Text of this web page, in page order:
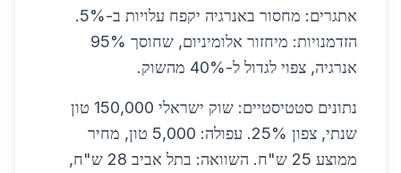
אתגרים: מחסור באנרגיה יקפח עלויות ב-5%.
הזדמנויות: מיחזור אלומיניום, שחוסך 95%
אנרגיה, צפוי לגדול ל-40% מהשוק.
נתונים סטטיסטיים: שוק ישראלי 150,000 טון
שנתי, צפון 25%. עפולה: 5,000 טון, מחיר
ממוצע 25 ש"ח. השוואה: בתל אביב 28 ש"ח,